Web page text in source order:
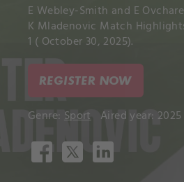
E Webley-Smith and E
K Mladenovic Match
1 ( October 30, 2025).
REGISTER NOW
Genre: Sport Aired year: 2025